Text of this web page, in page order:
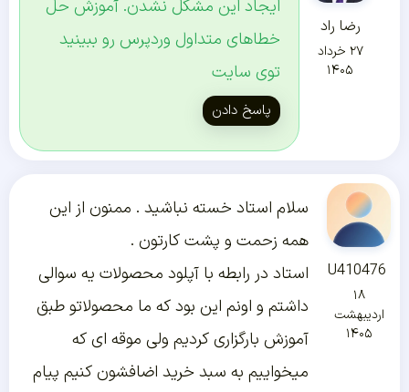
رضا راد
۲۷ خرداد
۱۴۰۵
ایجاد این مشکل نشدن. آموزش حل
خطاهای متداول وردپرس رو ببینید
توی سایت
پاسخ دادن
U410476
۱۸
اردیبهشت
۱۴۰۵
سلام استاد خسته نباشید . ممنون از این
همه زحمت و پشت کارتون .
استاد در رابطه با آپلود محصولات یه سوالی
داشتم و اونم این بود که ما محصولاتو طبق
آموزش بارگزاری کردیم ولی موقه ای که
میخواییم به سبد خرید اضافشون کنیم پیام